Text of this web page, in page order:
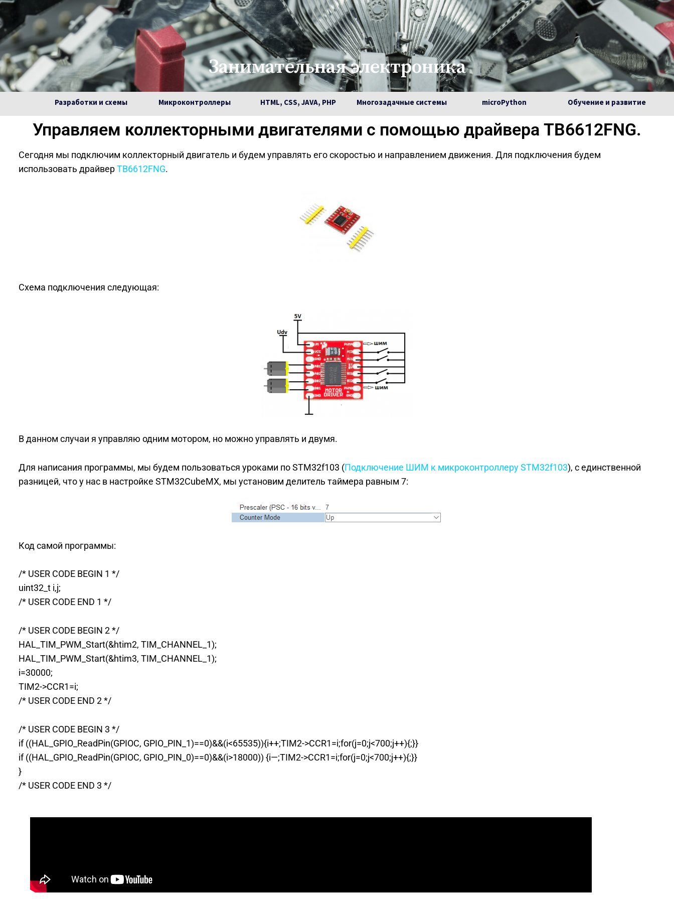
Занимательная электроника
Разработки и схемы Микроконтроллеры HTML, CSS, JAVA, PHP Многозадачные системы microPython Обучение и развитие
Управляем коллекторными двигателями с помощью драйвера TB6612FNG.
Сегодня мы подключим коллекторный двигатель и будем управлять его скоростью и направлением движения. Для подключения будем
использовать драйверTB6612FNG.
Схема подключения следующая:
В данном случаи я управляю одним мотором, но можно управлять и двумя.
Для написания программы, мы будем пользоваться уроками по STM32f103 (Подключение ШИМ к микроконтроллеру STM32f103), с единственной
разницей, что у нас в настройке STM32CubeMX, мы установим делитель таймера равным 7:
Код самой программы:
/* USER CODE BEGIN 1 */
uint32_t i,j;
/* USER CODE END 1 */
/* USER CODE BEGIN 2 */
HAL_TIM_PWM_Start(&htim2, TIM_CHANNEL_1);
HAL_TIM_PWM_Start(&htim3, TIM_CHANNEL_1);
i=30000;
TIM2->CCR1=i;
/* USER CODE END 2 */
/* USER CODE BEGIN 3 */
if ((HAL_GPIO_ReadPin(GPIOC, GPIO_PIN_1)==0)&&(i<65535)){i++;TIM2->CCR1=i;for(j=0;j<700;j++){;}}
if ((HAL_GPIO_ReadPin(GPIOC, GPIO_PIN_0)==0)&&(i>18000)) {i—;TIM2->CCR1=i;for(j=0;j<700;j++){;}}
}
/* USER CODE END 3 */